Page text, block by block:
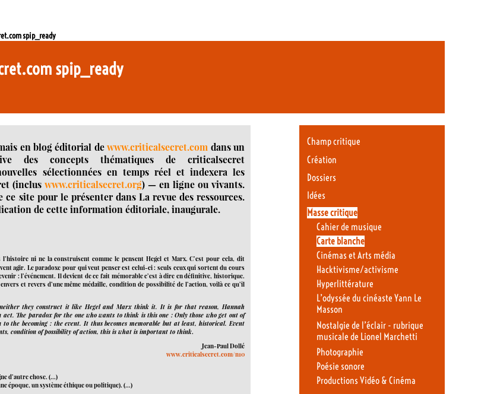
spip_ready
spip_ready
en blog éditorial dewww.criticalsecret.com dans un
des concepts thématiques de criticalsecret
sélectionnées en temps réel et indexera les
(inclus www.criticalsecret.org) — en ligne ou vivants.
site pour le présenter dans La revue des ressources.
de cette information éditoriale, inaugurale.
l’histoire ni ne la construisent comme le pensent Hegel et Marx. C’est pour cela, dit
agir. Le paradoxe pour qui veut penser est celui-ci : seuls ceux qui sortent du cours
: l’événement. Il devient de ce fait mémorable c’est à dire en définitive, historique.
envers et revers d’une même médaille, condition de possibilité de l’action, voilà ce qu’il
neither they construct it like Hegel and Marx think it. It is for that reason, Hannah
The paradox for the one who wants to think is this one : Only those who get out of
to the becoming : the event. It thus becomes memorable but at least, historical. Event
condition of possibility of action, this is what is important to think.
Jean-Paul Dollé
www.criticalsecret.com/n10
d’autre chose. (...)
époque, un système éthique ou politique). (...)
Champ critique
Création
Dossiers
Idées
Masse critique
Cahier de musique
Carte blanche
Cinémas et Arts média
Hacktivisme/activisme
Hyperlittérature
L’odyssée du cinéaste Yann Le
Masson
Nostalgie de l’éclair - rubrique
musicale de Lionel Marchetti
Photographie
Poésie sonore
Productions Vidéo & Cinéma